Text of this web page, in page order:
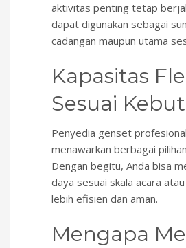
aktivitas penting tetap
dapat digunakan sebagai
cadangan maupun utama
Kapasitas
Sesuai
Penyedia genset
menawarkan berbagai
Dengan begitu, Anda bisa
daya sesuai skala acara
lebih efisien dan aman.
Mengapa